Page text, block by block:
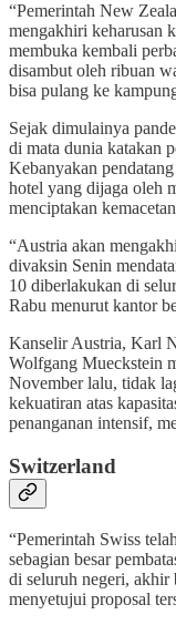
“Pemerintah New
mengakhiri keharusan
membuka kembali
disambut oleh ribuan
bisa pulang ke
Sejak dimulainya
di mata dunia katakan
Kebanyakan
hotel yang dijaga oleh
menciptakan
“Austria akan
divaksin Senin
10 diberlakukan di
Rabu menurut kantor
Kanselir Austria, Karl
Wolfgang Mueckstein
November lalu, tidak
kekuatiran atas
penanganan intensif,
Switzerland
“Pemerintah Swiss
sebagian besar
di seluruh negeri,
menyetujui proposal